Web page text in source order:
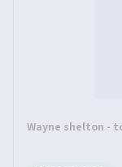
Wayne shelton -